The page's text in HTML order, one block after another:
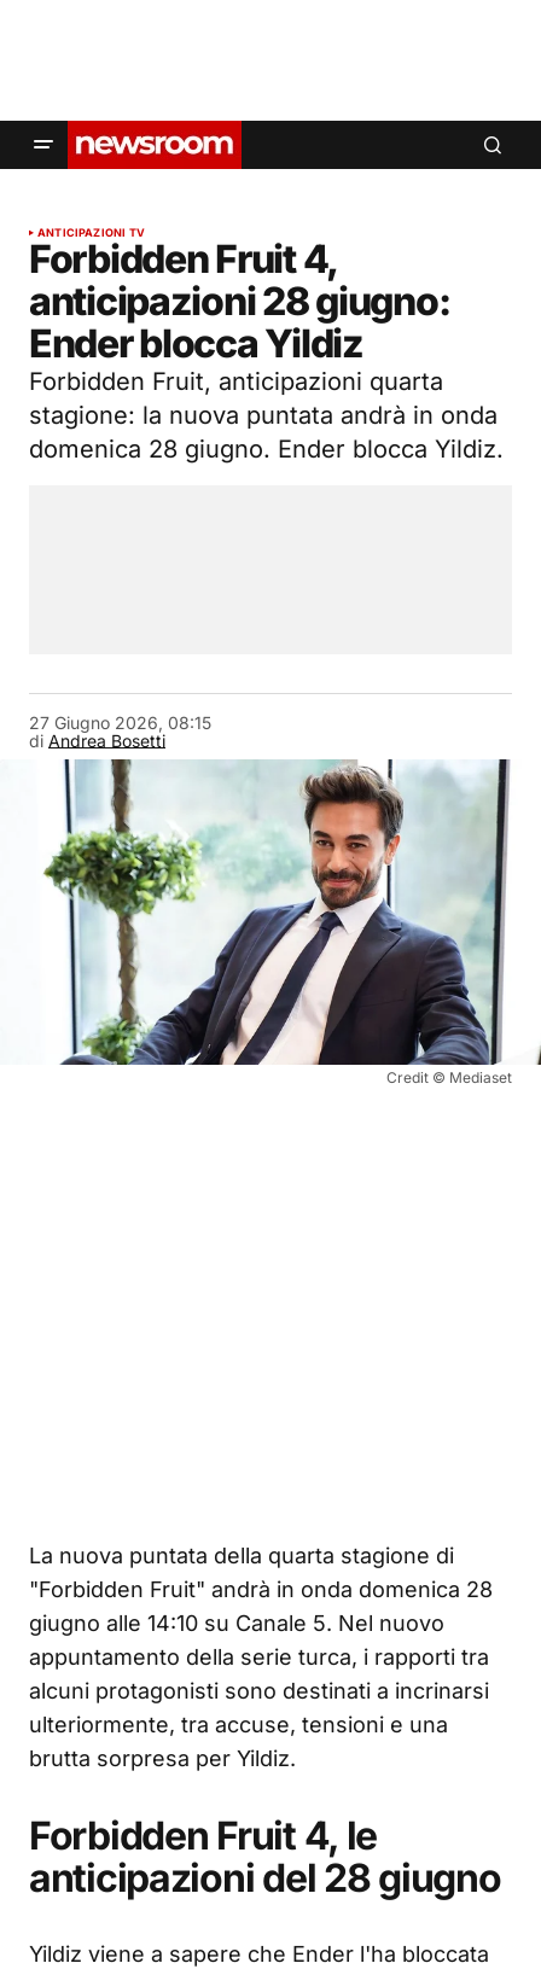
ANTICIPAZIONI TV
Forbidden Fruit 4,
anticipazioni 28 giugno:
Ender blocca Yildiz
Forbidden Fruit, anticipazioni quarta
stagione: la nuova puntata andrà in onda
domenica 28 giugno. Ender blocca Yildiz.
di Andrea Bosetti
27 Giugno 2026, 08:15
Credit © Mediaset
La nuova puntata della quarta stagione di
"Forbidden Fruit" andrà in onda domenica 28
giugno alle 14:10 su Canale 5. Nel nuovo
appuntamento della serie turca, i rapporti tra
alcuni protagonisti sono destinati a incrinarsi
ulteriormente, tra accuse, tensioni e una
brutta sorpresa per Yildiz.
Forbidden Fruit 4, le
anticipazioni del 28 giugno
Yildiz viene a sapere che Ender l'ha bloccata